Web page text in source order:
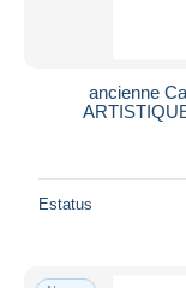
ancienne
Estatus